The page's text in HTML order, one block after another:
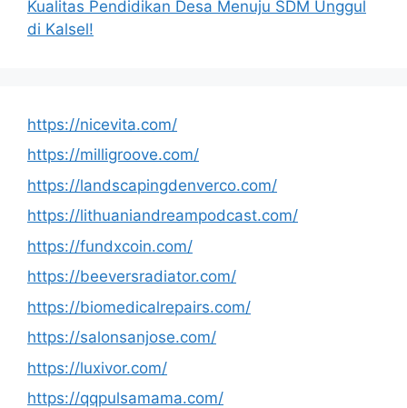
Kualitas Pendidikan Desa Menuju SDM Unggul
di Kalsel!
https://nicevita.com/
https://milligroove.com/
https://landscapingdenverco.com/
https://lithuaniandreampodcast.com/
https://fundxcoin.com/
https://beeversradiator.com/
https://biomedicalrepairs.com/
https://salonsanjose.com/
https://luxivor.com/
https://qqpulsamama.com/